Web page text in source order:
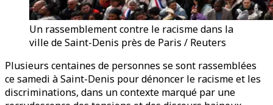
Un rassemblement contre le racisme dans la
ville de Saint-Denis près de Paris / Reuters
Plusieurs centaines de personnes se sont rassemblées
ce samedi à Saint-Denis pour dénoncer le racisme et les
discriminations, dans un contexte marqué par une